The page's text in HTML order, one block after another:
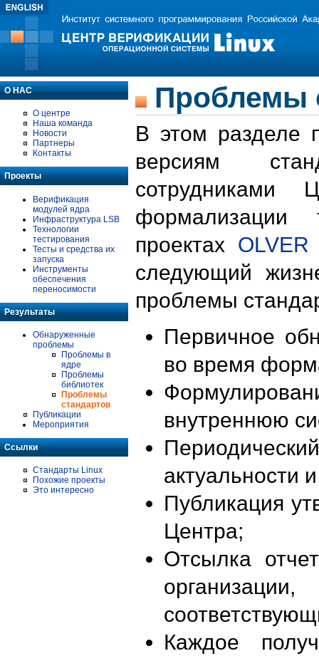
О НАС
О центре
Наша команда
Новости
Партнеры
Контакты
Проекты
Верификация
модулей ядра
Инфраструктура LSB
Технологии
тестирования
Тесты и средства их
запуска
Инструменты
обеспечения
переносимости
Результаты
Обнаруженные
проблемы
Проблемы в
ядре
Проблемы
библиотек
Проблемы
стандартов
Публикации
Мероприятия
Ссылки
Стандарты Linux
Похожие проекты
Это интересно
Проблемы
В этом разделе
версиям
формализации
проектах OLVER
следующий
проблемы
Первичное
во время
внутреннюю
актуальности
Публикация
Центра;
Отсылка
Каждое